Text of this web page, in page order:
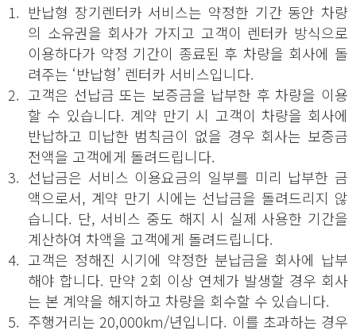
1. 반납형 장기렌터카 서비스는 약정한 기간 동안 차량
의 소유권을 회사가 가지고 고객이 렌터카 방식으로
이용하다가 약정 기간이 종료된 후 차량을 회사에 돌
려주는 ‘반납형’ 렌터카 서비스입니다.
2. 고객은 선납금 또는 보증금을 납부한 후 차량을 이용
할 수 있습니다. 계약 만기 시 고객이 차량을 회사에
반납하고 미납한 범칙금이 없을 경우 회사는 보증금
전액을 고객에게 돌려드립니다.
3. 선납금은 서비스 이용요금의 일부를 미리 납부한 금
액으로서, 계약 만기 시에는 선납금을 돌려드리지 않
습니다. 단, 서비스 중도 해지 시 실제 사용한 기간을
계산하여 차액을 고객에게 돌려드립니다.
4. 고객은 정해진 시기에 약정한 분납금을 회사에 납부
해야 합니다. 만약 2회 이상 연체가 발생할 경우 회사
는 본 계약을 해지하고 차량을 회수할 수 있습니다.
5. 주행거리는 20,000km/년입니다. 이를 초과하는 경우